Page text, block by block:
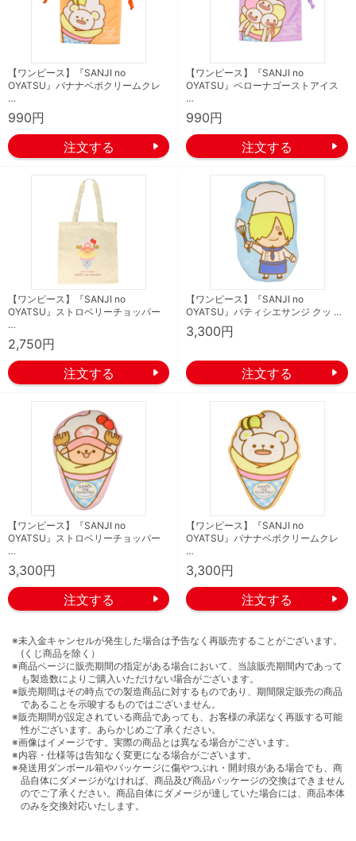
【ワンピース】『SANJI no
OYATSU』バナナベポクリームクレ
…
990円
【ワンピース】『SANJI no
OYATSU』ペローナゴーストアイス
…
990円
【ワンピース】『SANJI no
OYATSU』ストロベリーチョッパー
…
2,750円
【ワンピース】『SANJI no
OYATSU』パティシエサンジ クッ …
3,300円
【ワンピース】『SANJI no
OYATSU』ストロベリーチョッパー
…
3,300円
【ワンピース】『SANJI no
OYATSU』バナナベポクリームクレ
…
3,300円
※未入金キャンセルが発生した場合は予告なく再販売することがございます。
(くじ商品を除く）
※商品ページに販売期間の指定がある場合において、当該販売期間内であって
も製造数によりご購入いただけない場合がございます。
※販売期間はその時点での製造商品に対するものであり、期間限定販売の商品
であることを示唆するものではございません。
※販売期間が設定されている商品であっても、お客様の承諾なく再販する可能
性がございます。あらかじめご了承ください。
※画像はイメージです。実際の商品とは異なる場合がございます。
※内容・仕様等は告知なく変更になる場合がございます。
※発送用ダンボール箱やパッケージに傷やつぶれ・開封痕がある場合でも、商
品自体にダメージがなければ、商品及び商品パッケージの交換はできません
のでご了承ください。商品自体にダメージが達していた場合には、商品本体
のみを交換対応いたします。